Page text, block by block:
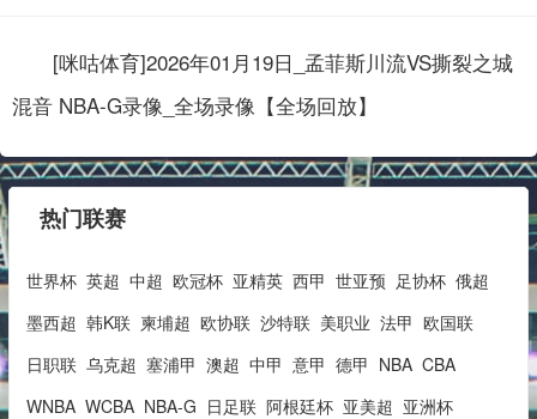
[咪咕体育]2026年01月19日_孟菲斯川流VS撕裂之城
混音 NBA-G录像_全场录像【全场回放】
热门联赛
世界杯 英超 中超 欧冠杯 亚精英 西甲 世亚预 足协杯 俄超
墨西超 韩K联 柬埔超 欧协联 沙特联 美职业 法甲 欧国联
日职联 乌克超 塞浦甲 澳超 中甲 意甲 德甲 NBA CBA
WNBA WCBA NBA-G 日足联 阿根廷杯 亚美超 亚洲杯